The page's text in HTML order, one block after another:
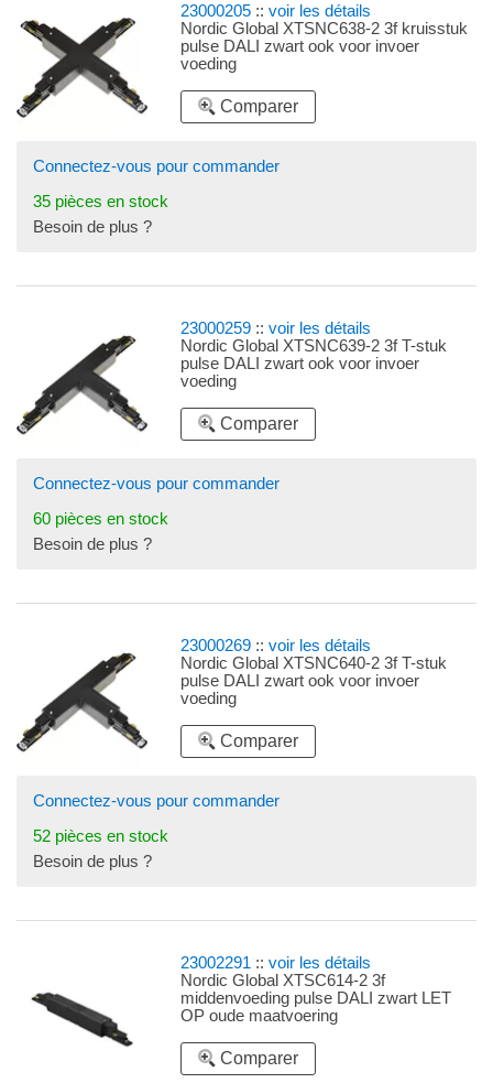
23000205 ::voir les détails
Nordic Global XTSNC638-2 3f kruisstuk
pulse DALI zwart ook voor invoer
voeding
Comparer
Connectez-vous pour commander
35 pièces en stock
Besoin de plus ?
23000259 ::voir les détails
Nordic Global XTSNC639-2 3f T-stuk
pulse DALI zwart ook voor invoer
voeding
Comparer
Connectez-vous pour commander
60 pièces en stock
Besoin de plus ?
23000269 ::voir les détails
Nordic Global XTSNC640-2 3f T-stuk
pulse DALI zwart ook voor invoer
voeding
Comparer
Connectez-vous pour commander
52 pièces en stock
Besoin de plus ?
23002291 ::voir les détails
Nordic Global XTSC614-2 3f
middenvoeding pulse DALI zwart LET
OP oude maatvoering
Comparer